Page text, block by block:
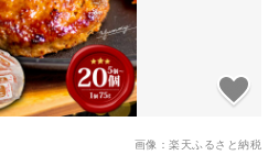
画像：楽天ふるさと納税